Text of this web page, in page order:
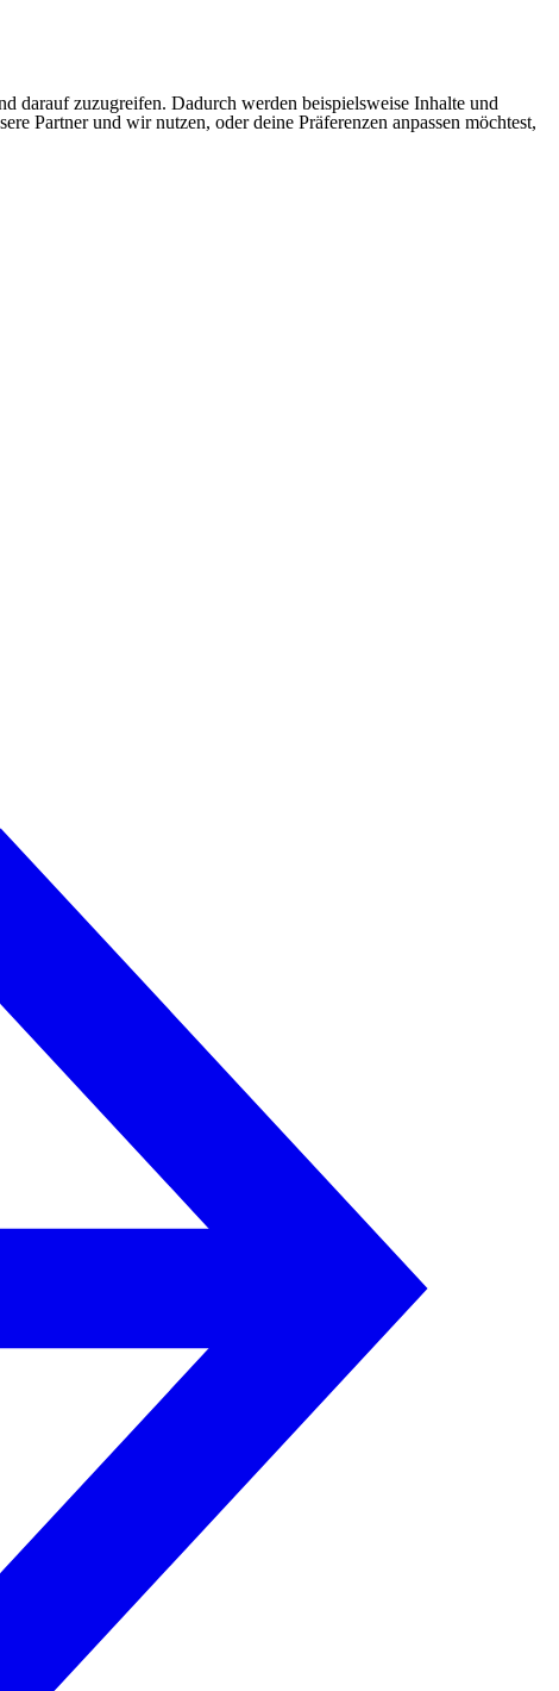
darauf zuzugreifen. Dadurch werden beispielsweise Inhalte und
Partner und wir nutzen, oder deine Präferenzen anpassen möchtest,